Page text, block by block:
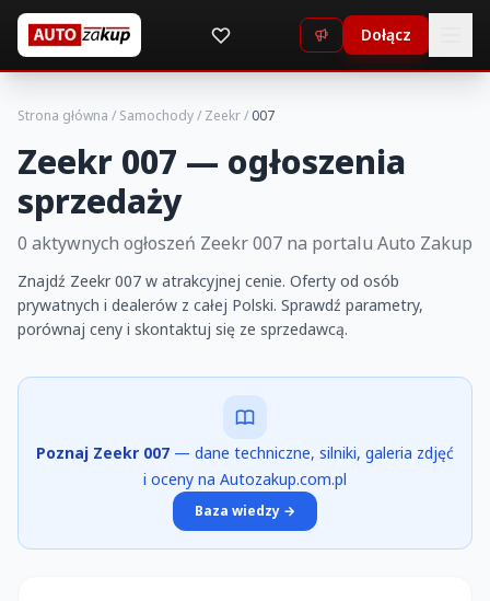
Dołącz
Strona główna / Samochody/ Zeekr/ 007
Zeekr 007 — ogłoszenia
sprzedaży
0 aktywnych ogłoszeń Zeekr 007 na portalu Auto Zakup
Znajdź Zeekr 007 w atrakcyjnej cenie. Oferty od osób
prywatnych i dealerów z całej Polski. Sprawdź parametry,
porównaj ceny i skontaktuj się ze sprzedawcą.
Poznaj Zeekr 007 — dane techniczne, silniki, galeria zdjęć
i oceny na Autozakup.com.pl
Baza wiedzy →